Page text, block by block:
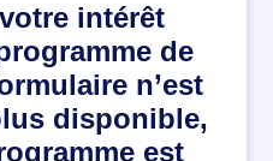
intérêt
de
n’est
disponible,
est